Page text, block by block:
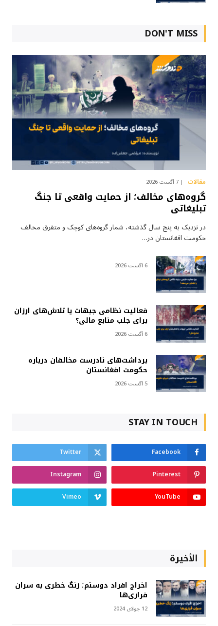
DON'T MISS
مقالات 7 آگست 2026
گروه‌های مخالف؛ از حمایت واقعی تا جنگ
تبلیغاتی
در نزدیک به پنج سال گذشته، شمار گروه‌های کوچک و متفرق مخالف
حکومت افغانستان در…
6 آگست 2026
فعالیت نظامی جبهات یا تلاش‌های ارزان
برای جلب منابع مالی؟
6 آگست 2026
برداشت‌های نادرست مخالفان درباره
حکومت افغانستان
5 آگست 2026
STAY IN TOUCH
Facebook
Twitter
Pinterest
Instagram
YouTube
Vimeo
الأخيرة
اخراج افراد دوستم؛ زنگ خطری به سران
فراری‌ها
12 جولای 2024